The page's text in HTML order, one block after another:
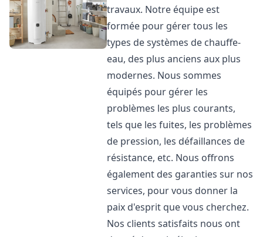
travaux. Notre équipe est
formée pour gérer tous les
types de systèmes de chauffe-
eau, des plus anciens aux plus
modernes. Nous sommes
équipés pour gérer les
problèmes les plus courants,
tels que les fuites, les problèmes
de pression, les défaillances de
résistance, etc. Nous offrons
également des garanties sur nos
services, pour vous donner la
paix d'esprit que vous cherchez.
Nos clients satisfaits nous ont